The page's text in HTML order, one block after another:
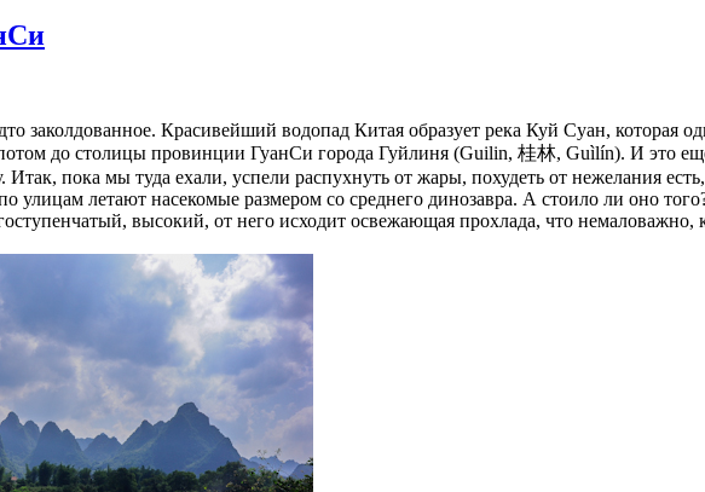
заколдованное. Красивейший водопад Китая образует река Куй Суан, которая
до столицы провинции ГуанСи города Гуйлиня (Guilin, 桂林, Guìlín). И это
Итак, пока мы туда ехали, успели распухнуть от жары, похудеть от нежелания
улицам летают насекомые размером со среднего динозавра. А стоило ли оно
высокий, от него исходит освежающая прохлада, что немаловажно,